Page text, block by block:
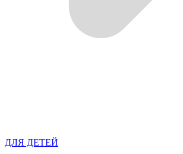
ДЛЯ ДЕТЕЙ